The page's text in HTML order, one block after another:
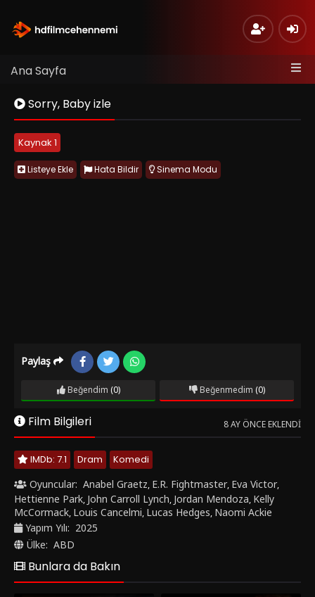
Ana Sayfa
Sorry, Baby izle
Kaynak 1
Listeye Ekle Hata Bildir Sinema Modu
Paylaş
Beğendim (0) Beğenmedim (0)
Film Bilgileri 8 AY ÖNCE EKLENDI
IMDb: 7.1 Dram
Komedi
Oyuncular: Anabel Graetz, E.R. Fightmaster, Eva Victor,
Hettienne Park, John Carroll Lynch, Jordan Mendoza, Kelly
McCormack, Louis Cancelmi, Lucas Hedges, Naomi Ackie
Yapım Yılı: 2025
Ülke: ABD
Bunlara da Bakın